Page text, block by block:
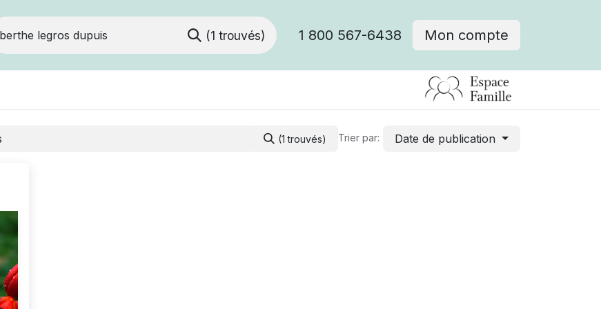
(1 trouvés) 1 800 567-6438 Mon compte
(1 trouvés) Trier par: Date de publication